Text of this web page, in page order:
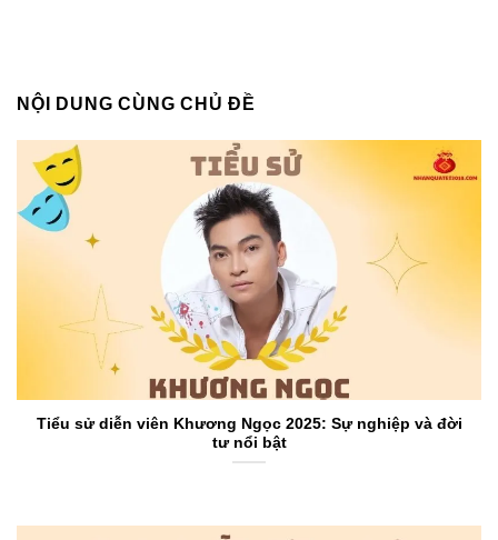
NỘI DUNG CÙNG CHỦ ĐỀ
Tiểu sử diễn viên Khương Ngọc 2025: Sự nghiệp và đời
tư nổi bật